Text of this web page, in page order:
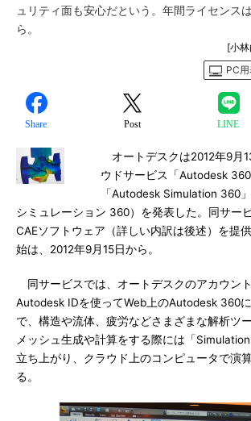
ュリティ面も安心だという。年間ライセンス
ら。
[小
PC
Share Post LINE
オートデスクは2012年9月
ウドサービス「Autodesk
「Autodesk Simulation 360
シミュレーション 360）を発表した。同サー
CAEソフトウェア（詳しい内訳は後述）を提
始は、2012年9月15日から。
同サービスでは、オートデスクのアカウン
Autodesk IDを使ってWeb上のAutodesk 360
で、構造や流体、疲労などさまざまな解析ツ
メッシュ生成や計算をする際には「
立ち上がり、クラウド上のコンピュータで演
る。